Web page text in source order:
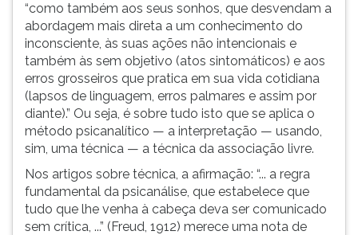
“como também aos seus sonhos, que desvendam a
abordagem mais direta a um conhecimento do
inconsciente, às suas ações não intencionais e
também às sem objetivo (atos sintomáticos) e aos
erros grosseiros que pratica em sua vida cotidiana
(lapsos de linguagem, erros palmares e assim por
diante).” Ou seja, é sobre tudo isto que se aplica o
método psicanalítico — a interpretação — usando,
sim, uma técnica — a técnica da associação livre.
Nos artigos sobre técnica, a afirmação: “... a regra
fundamental da psicanálise, que estabelece que
tudo que lhe venha à cabeça deva ser comunicado
sem crítica, ...” (Freud, 1912) merece uma nota de